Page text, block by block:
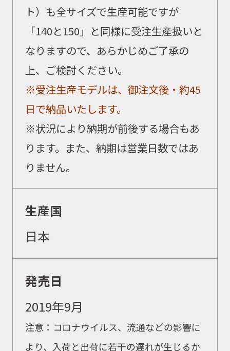
ト）も全サイズで生産可能ですが
「140と150」と同様に受注生産扱いと
なりますので、あらかじめご了承の
上、ご検討ください。
※受注生産モデルは、御注文後・約45
日で納品いたします。
※状況により納期が前後する場合もあ
ります。また、納期は営業日数ではあ
りません。
生産国
日本
発売日
2019年9月
注意：コロナウイルス、流通などの影響に
より、入荷と出荷に若干の遅れが生じるか